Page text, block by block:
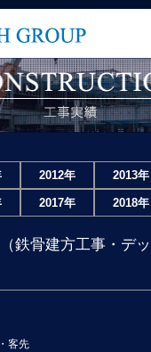
2012年 2013年
2017年 2018年
鉄骨建方工事・デ
客先